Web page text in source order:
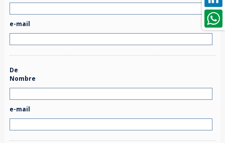
e-mail
De
Nombre
e-mail